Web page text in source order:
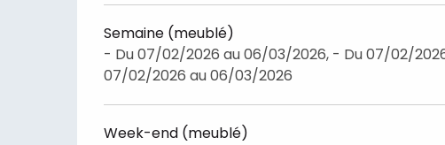
Semaine (meublé)
- Du 07/02/2026 au 06/03/2026, - Du 07/02/
07/02/2026 au 06/03/2026
Week-end (meublé)